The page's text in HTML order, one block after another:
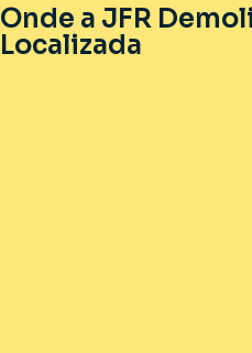
Onde a JFR
Localizada